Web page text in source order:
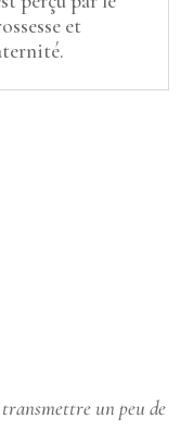
et
un peu de